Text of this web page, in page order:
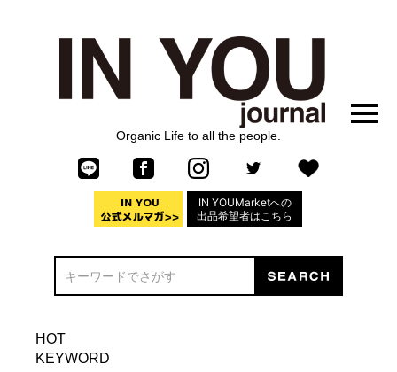
Organic Life to all the people.
IN YOUMarketへの
出品希望者はこちら
HOT
KEYWORD